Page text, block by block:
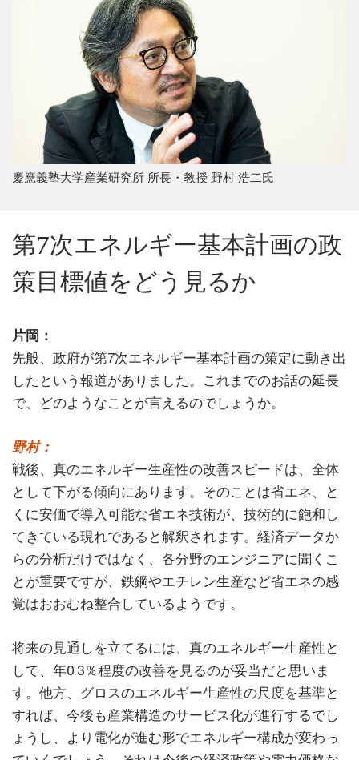
慶應義塾大学産業研究所 所長・教授 野村 浩二氏
第7次エネルギー基本計画の政
策目標値をどう見るか
片岡：
先般、政府が第7次エネルギー基本計画の策定に動き出
したという報道がありました。これまでのお話の延長
で、どのようなことが言えるのでしょうか。
野村：
戦後、真のエネルギー生産性の改善スピードは、全体
として下がる傾向にあります。そのことは省エネ、と
くに安価で導入可能な省エネ技術が、技術的に飽和し
てきている現れであると解釈されます。経済データか
らの分析だけではなく、各分野のエンジニアに聞くこ
とが重要ですが、鉄鋼やエチレン生産など省エネの感
覚はおおむね整合しているようです。
将来の見通しを立てるには、真のエネルギー生産性と
して、年0.3％程度の改善を見るのが妥当だと思いま
す。他方、グロスのエネルギー生産性の尺度を基準と
すれば、今後も産業構造のサービス化が進行するでし
ょうし、より電化が進む形でエネルギー構成が変わっ